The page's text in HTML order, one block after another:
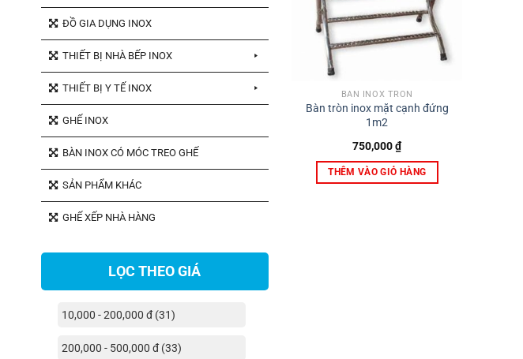
ĐỒ GIA DỤNG INOX
THIẾT BỊ NHÀ BẾP INOX
THIẾT BỊ Y TẾ INOX
GHẾ INOX
BÀN INOX CÓ MÓC TREO GHẾ
SẢN PHẨM KHÁC
GHẾ XẾP NHÀ HÀNG
LỌC THEO GIÁ
10,000 - 200,000 đ (31)
200,000 - 500,000 đ (33)
BÀN INOX TRÒN
Bàn tròn inox mặt cạnh đứng
1m2
750,000₫
THÊM VÀO GIỎ HÀNG